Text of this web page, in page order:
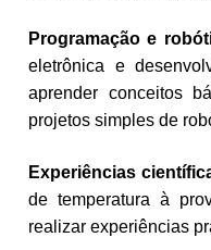
Programação e
eletrônica e
aprender conceitos
projetos simples de
Experiências
de temperatura à
realizar experiências